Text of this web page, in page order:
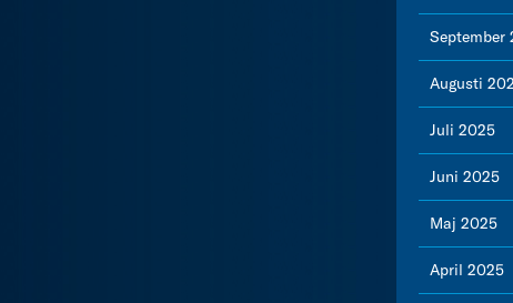
September
Augusti
Juli 2025
Juni 2025
Maj 2025
April 2025